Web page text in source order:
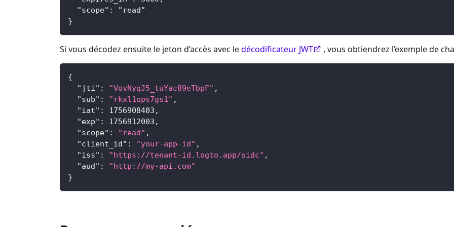
  "scope": "read"
}
Si vous décodez ensuite le jeton d’accès avec ledécodificateur JWT , vous obtiendrez l’exemple de
{
"jti" : "VovNyqJ5_tuYac89eTbpF" ,
"sub" : "rkxl1ops7gs1" ,
"iat" : 1756908403 ,
"exp" : 1756912003 ,
"scope" : "read" ,
"client_id" : "your-app-id" ,
"iss" : "https://tenant-id.logto.app/oidc" ,
"aud" :
"http://my-api.com"
}